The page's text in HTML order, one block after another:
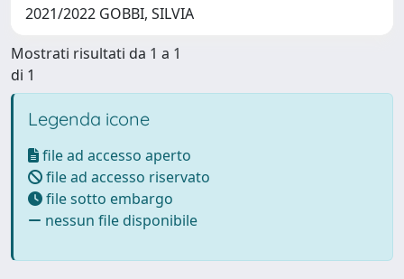
2021/2022 GOBBI, SILVIA
Mostrati risultati da 1 a 1
di 1
Legenda icone
file ad accesso aperto
file ad accesso riservato
file sotto embargo
nessun file disponibile